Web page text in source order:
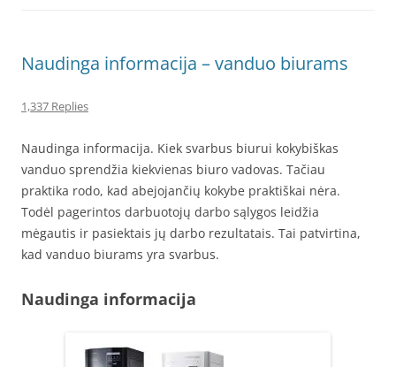
Naudinga informacija – vanduo biurams
1,337 Replies
Naudinga informacija. Kiek svarbus biurui kokybiškas
vanduo sprendžia kiekvienas biuro vadovas. Tačiau
praktika rodo, kad abejojančių kokybe praktiškai nėra.
Todėl pagerintos darbuotojų darbo sąlygos leidžia
mėgautis ir pasiektais jų darbo rezultatais. Tai patvirtina,
kad vanduo biurams yra svarbus.
Naudinga informacija